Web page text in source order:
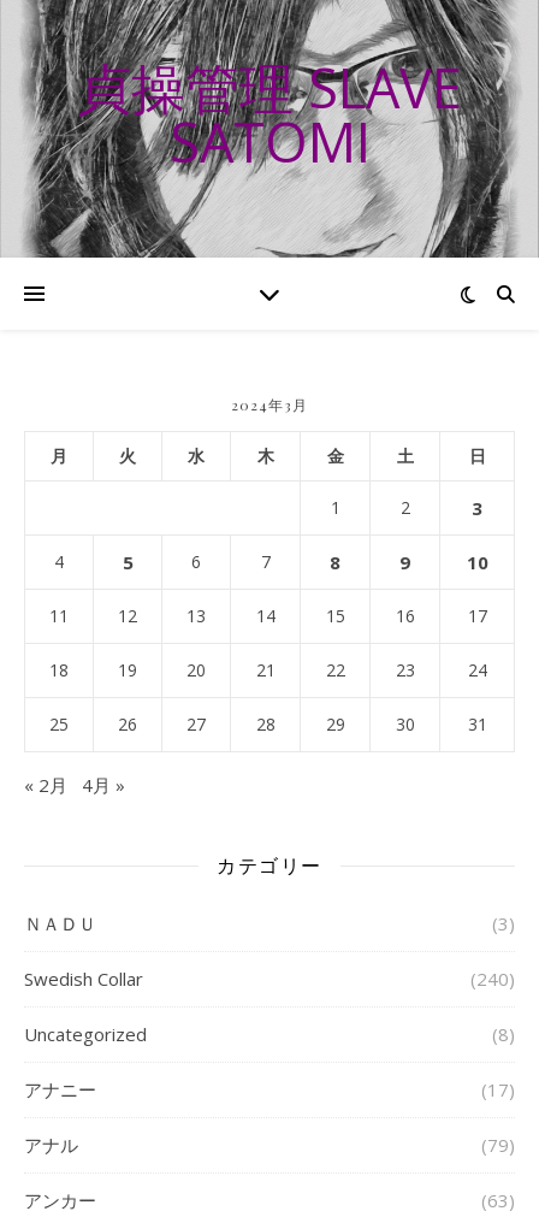
貞操管理 SLAVE
SATOMI
2024年3月
月 火 水 木 金 土 日
1 2 3
4 5 6 7 8 9 10
11 12 13 14 15 16 17
18 19 20 21 22 23 24
25 26 27 28 29 30 31
« 2月 4月 »
カテゴリー
ＮＡＤＵ (3)
Swedish Collar (240)
Uncategorized (8)
アナニー (17)
アナル (79)
アンカー (63)